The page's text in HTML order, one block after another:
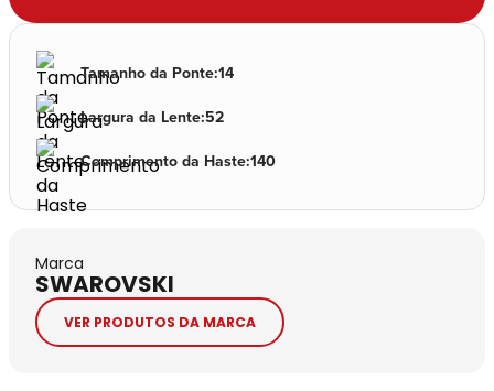
Tamanho da Ponte:14
Largura da Lente:52
Comprimento da Haste:140
Marca
SWAROVSKI
VER PRODUTOS DA MARCA